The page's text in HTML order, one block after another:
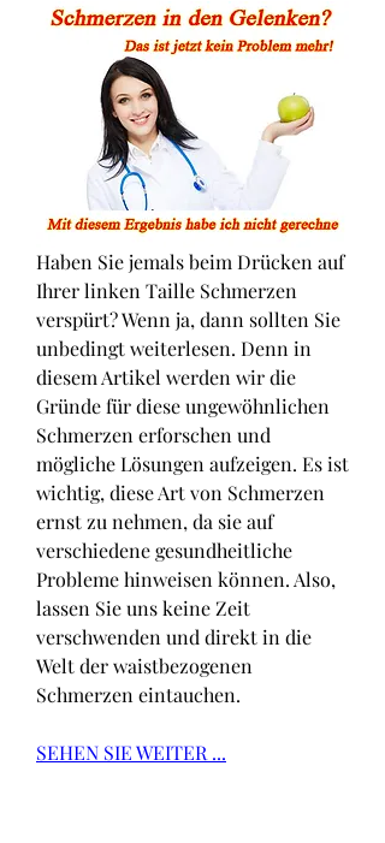
Haben Sie jemals beim Drücken auf
Ihrer linken Taille Schmerzen
verspürt? Wenn ja, dann sollten Sie
unbedingt weiterlesen. Denn in
diesem Artikel werden wir die
Gründe für diese ungewöhnlichen
Schmerzen erforschen und
mögliche Lösungen aufzeigen. Es ist
wichtig, diese Art von Schmerzen
ernst zu nehmen, da sie auf
verschiedene gesundheitliche
Probleme hinweisen können. Also,
lassen Sie uns keine Zeit
verschwenden und direkt in die
Welt der waistbezogenen
Schmerzen eintauchen.
SEHEN SIE WEITER ...